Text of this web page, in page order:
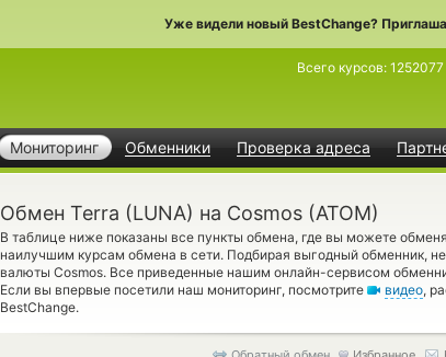
Уже видели новый BestChange?
Мониторинг Обменники Проверка адреса
Всего курсов: 1252077
Обмен Terra (LUNA) на Cosmos (ATOM)
В таблице ниже показаны все пункты обмена, где вы можете
наилучшим курсам обмена в сети. Подбирая выгодный обменник,
валюты Cosmos. Все приведенные нашим онлайн-сервисом
Если вы впервые посетили наш мониторинг, посмотрите
видео,
BestChange.